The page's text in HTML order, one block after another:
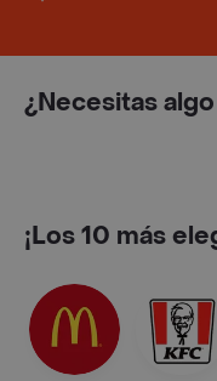
¿Necesitas
¡Los 10 más